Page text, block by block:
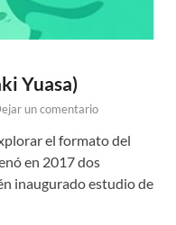
Yuasa)
un comentario
el formato del
en 2017 dos
inaugurado estudio de